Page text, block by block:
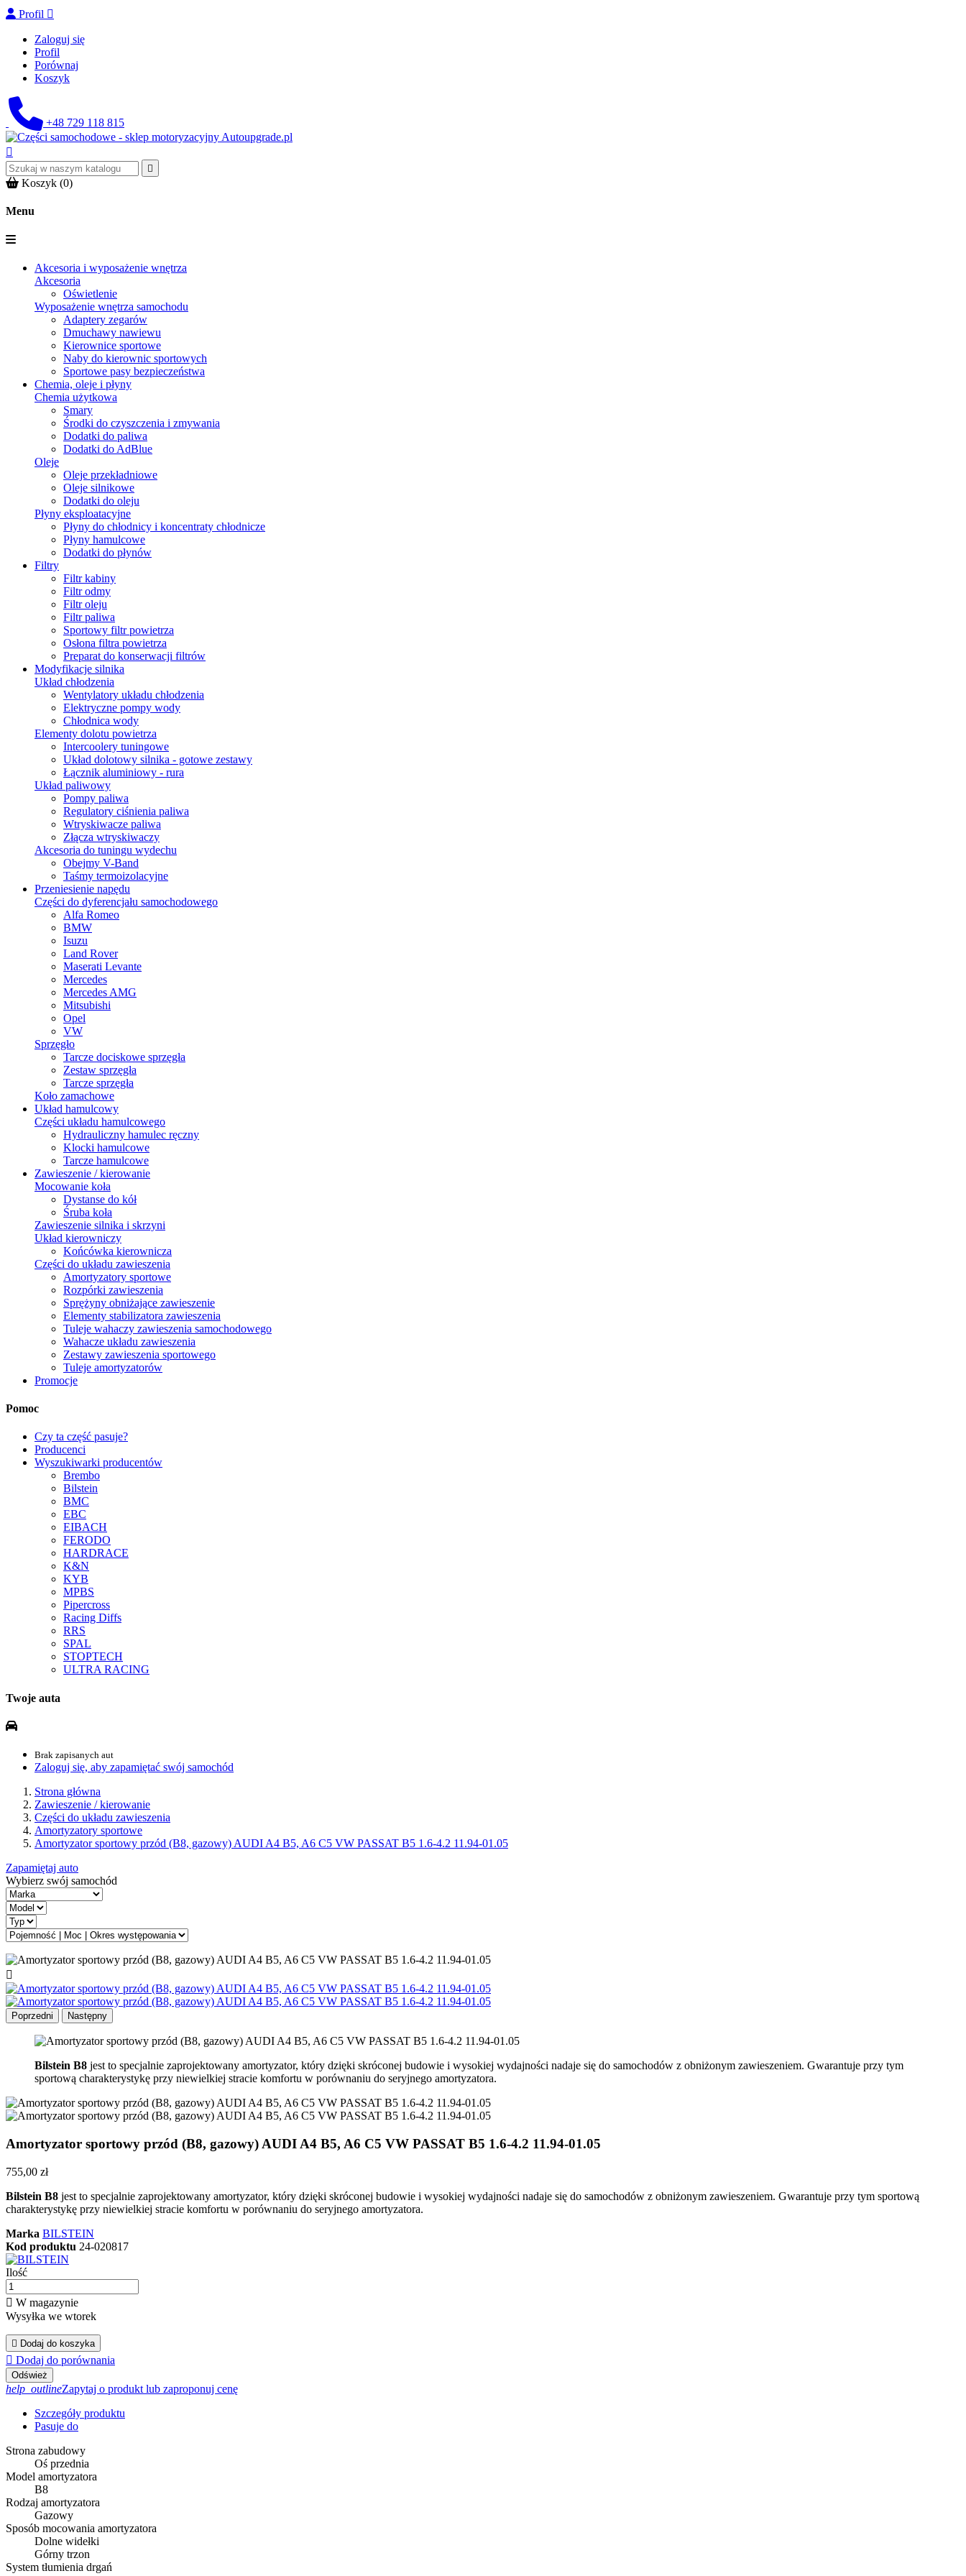
Profil 
Zaloguj się
Profil
Porównaj
Koszyk
+48 729 118 815


Koszyk (0)
Menu
Akcesoria i wyposażenie wnętrza
Akcesoria
Oświetlenie
Wyposażenie wnętrza samochodu
Adaptery zegarów
Dmuchawy nawiewu
Kierownice sportowe
Naby do kierownic sportowych
Sportowe pasy bezpieczeństwa
Chemia, oleje i płyny
Chemia użytkowa
Smary
Środki do czyszczenia i zmywania
Dodatki do paliwa
Dodatki do AdBlue
Oleje
Oleje przekładniowe
Oleje silnikowe
Dodatki do oleju
Płyny eksploatacyjne
Płyny do chłodnicy i koncentraty chłodnicze
Płyny hamulcowe
Dodatki do płynów
Filtry
Filtr kabiny
Filtr odmy
Filtr oleju
Filtr paliwa
Sportowy filtr powietrza
Osłona filtra powietrza
Preparat do konserwacji filtrów
Modyfikacje silnika
Układ chłodzenia
Wentylatory układu chłodzenia
Elektryczne pompy wody
Chłodnica wody
Elementy dolotu powietrza
Intercoolery tuningowe
Układ dolotowy silnika - gotowe zestawy
Łącznik aluminiowy - rura
Układ paliwowy
Pompy paliwa
Regulatory ciśnienia paliwa
Wtryskiwacze paliwa
Złącza wtryskiwaczy
Akcesoria do tuningu wydechu
Obejmy V-Band
Taśmy termoizolacyjne
Przeniesienie napędu
Części do dyferencjału samochodowego
Alfa Romeo
BMW
Isuzu
Land Rover
Maserati Levante
Mercedes
Mercedes AMG
Mitsubishi
Opel
VW
Sprzęgło
Tarcze dociskowe sprzęgła
Zestaw sprzęgła
Tarcze sprzęgła
Koło zamachowe
Układ hamulcowy
Części układu hamulcowego
Hydrauliczny hamulec ręczny
Klocki hamulcowe
Tarcze hamulcowe
Zawieszenie / kierowanie
Mocowanie koła
Dystanse do kół
Śruba koła
Zawieszenie silnika i skrzyni
Układ kierowniczy
Końcówka kierownicza
Części do układu zawieszenia
Amortyzatory sportowe
Rozpórki zawieszenia
Sprężyny obniżające zawieszenie
Elementy stabilizatora zawieszenia
Tuleje wahaczy zawieszenia samochodowego
Wahacze układu zawieszenia
Zestawy zawieszenia sportowego
Tuleje amortyzatorów
Promocje
Pomoc
Czy ta część pasuje?
Producenci
Wyszukiwarki producentów
Brembo
Bilstein
BMC
EBC
EIBACH
FERODO
HARDRACE
K&N
KYB
MPBS
Pipercross
Racing Diffs
RRS
SPAL
STOPTECH
ULTRA RACING
Twoje auta
Brak zapisanych aut
Zaloguj się, aby zapamiętać swój samochód
Strona główna
Zawieszenie / kierowanie
Części do układu zawieszenia
Amortyzatory sportowe
Amortyzator sportowy przód (B8, gazowy) AUDI A4 B5, A6 C5 VW PASSAT B5 1.6-4.2 11.94-01.05
Zapamiętaj auto
Wybierz swój samochód

Poprzedni Następny
Bilstein B8 jest to specjalnie zaprojektowany amortyzator, który dzięki skróconej budowie i wysokiej wydajności nadaje się do samochodów z obniżonym zawieszeniem. Gwarantuje przy tym
sportową charakterystykę przy niewielkiej stracie komfortu w porównaniu do seryjnego amortyzatora.
Amortyzator sportowy przód (B8, gazowy) AUDI A4 B5, A6 C5 VW PASSAT B5 1.6-4.2 11.94-01.05
755,00 zł
Bilstein B8 jest to specjalnie zaprojektowany amortyzator, który dzięki skróconej budowie i wysokiej wydajności nadaje się do samochodów z obniżonym zawieszeniem. Gwarantuje przy tym sportową
charakterystykę przy niewielkiej stracie komfortu w porównaniu do seryjnego amortyzatora.
Marka BILSTEIN
Kod produktu 24-020817
Ilość
 W magazynie
Wysyłka we wtorek
 Dodaj do koszyka
 Dodaj do porównania
help_outlineZapytaj o produkt lub zaproponuj cenę
Szczegóły produktu
Pasuje do
Strona zabudowy
Oś przednia
Model amortyzatora
B8
Rodzaj amortyzatora
Gazowy
Sposób mocowania amortyzatora
Dolne widełki
Górny trzon
System tłumienia drgań